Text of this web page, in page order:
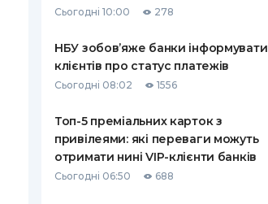
СТРАХУВАННЮ
ВСІ СТРАХОВІ ПОЛІСИ
ВІДГУКИ ПРО СТРАХОВІ
КОМПАНІЇ
Сьогодні 10:00 278
НБУ зобов’яже банки інформувати
клієнтів про статус платежів
Сьогодні 08:02 1556
Топ-5 преміальних карток з
привілеями: які переваги можуть
отримати нині VIP-клієнти банків
Сьогодні 06:50 688